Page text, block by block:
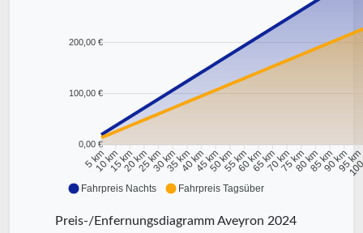
200,00 €
100,00 €
0,00 €
5 km
10 km15 km20 km25 km30 km35 km40 km45 km50 km55 km60 km65 km70 km75 km80 km85 km90 km95 km
Fahrpreis Nachts Fahrpreis Tagsüber
Preis-/Enfernungsdiagramm Aveyron 2024